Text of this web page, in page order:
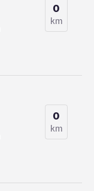
0
km
0
km